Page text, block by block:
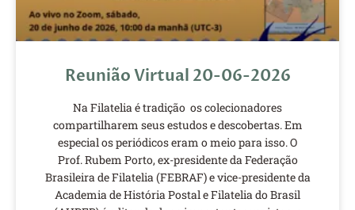
Reunião Virtual 20-06-2026
Na Filatelia é tradição os colecionadores
compartilharem seus estudos e descobertas. Em
especial os periódicos eram o meio para isso. O
Prof. Rubem Porto, ex-presidente da Federação
Brasileira de Filatelia (FEBRAF) e vice-presidente da
Academia de História Postal e Filatelia do Brasil